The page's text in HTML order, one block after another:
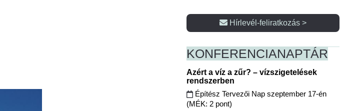
Hírlevél-feliratkozás >
KONFERENCIANAPTÁR
Azért a víz a zűr? – vízszigetelések
rendszerben
Építész Tervezői Nap szeptember 17-én
(MÉK: 2 pont)